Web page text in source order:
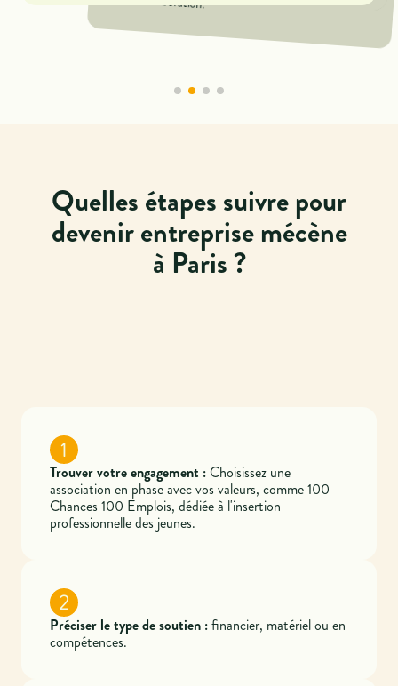
et de collaboration.
Quelles étapes suivre pour
devenir entreprise mécène
à Paris ?
1
Trouver votre engagement : Choisissez une
association en phase avec vos valeurs, comme 100
Chances 100 Emplois, dédiée à l'insertion
professionnelle des jeunes.
2
Préciser le type de soutien :financier, matériel ou en
compétences.